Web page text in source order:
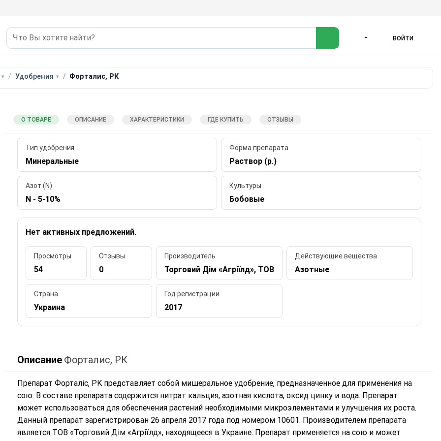
ВОЙТИ
Удобрения Форталис, РК
О ТОВАРЕ ОПИСАНИЕ ХАРАКТЕРИСТИКИ ГДЕ КУПИТЬ ОТЗЫВЫ
Тип удобрения
Минеральные
Форма препарата
Раствор (р.)
Азот (N)
N - 5-10%
Культуры
Бобовые
Нет активных предложений.
Просмотры
54
Отзывы
0
Производитель
Торговий Дім «Агріїлд», ТОВ
Действующие вещества
Азотные
Страна
Украина
Год регистрации
2017
Описание Форталис, РК
Препарат Форталіс, PK представляет собой мишеральное удобрение, предназначенное для применения на
сою. В составе препарата содержится нитрат кальция, азотная кислота, оксид цинку и вода. Препарат
может использоваться для обеспечения растений необходимыми микроэлементами и улучшения их роста.
Данный препарат зарегистрирован 26 апреля 2017 года под номером 10601. Производителем препарата
является ТОВ «Торговий Дім «Агріїлд», находящееся в Украине. Препарат применяется на сою и может